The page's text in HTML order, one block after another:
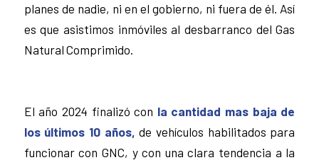
planes de nadie, ni en el gobierno, ni fuera de él. Así
es que asistimos inmóviles al desbarranco del Gas
Natural Comprimido.
El año 2024 finalizó con la cantidad mas baja de
los últimos 10 años,de vehículos habilitados para
funcionar con GNC, y con una clara tendencia a la